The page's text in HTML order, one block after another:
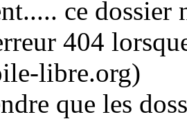
ce dossier
404
libre.org)
que les